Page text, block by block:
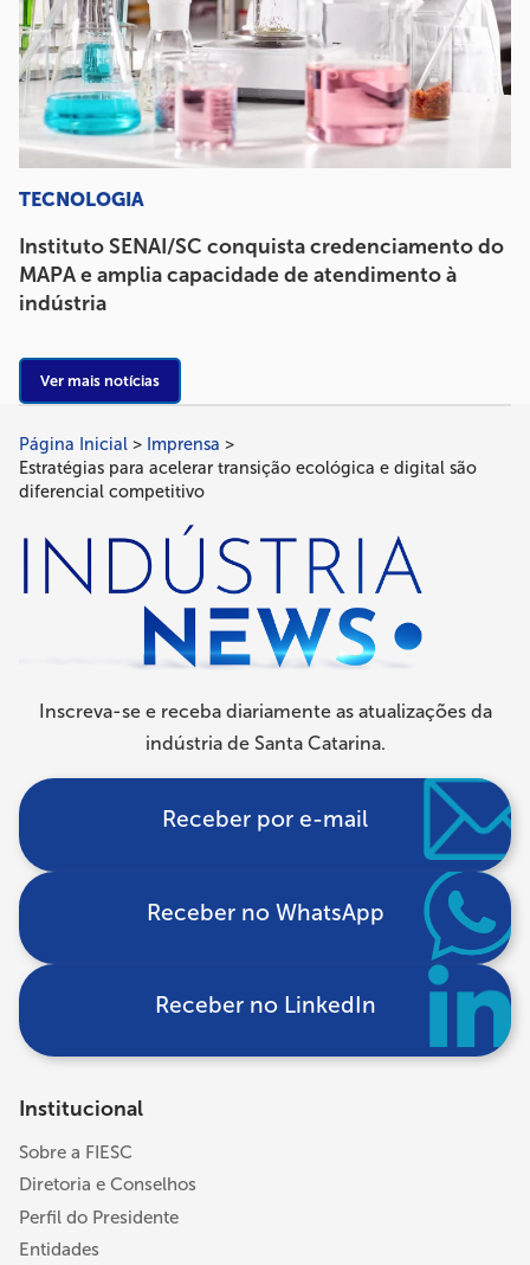
TECNOLOGIA
Instituto SENAI/SC conquista credenciamento do
MAPA e amplia capacidade de atendimento à
indústria
Ver mais notícias
Trilha
de
navegação
Página Inicial
Imprensa
Estratégias para acelerar transição ecológica e digital são
diferencial competitivo
Inscreva-se e receba diariamente as atualizações da
indústria de Santa Catarina.
Receber por e-mail
Receber no WhatsApp
Receber no LinkedIn
Institucional
Sobre a FIESC
Diretoria e Conselhos
Perfil do Presidente
Entidades